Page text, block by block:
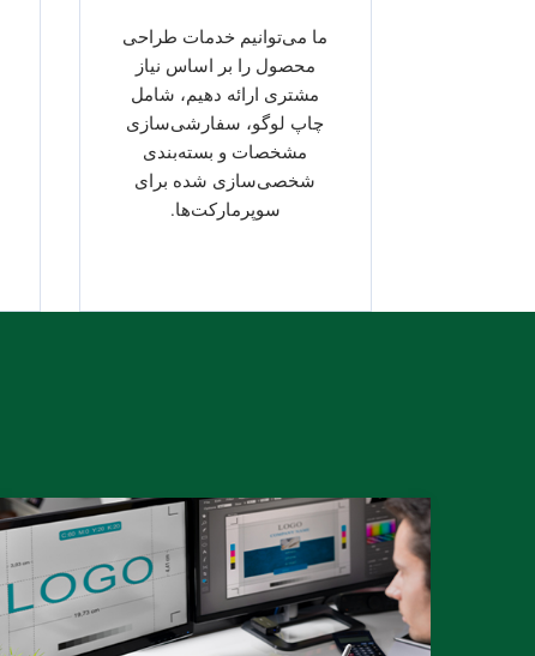
ما می‌توانیم خدمات طراحی
محصول را بر اساس نیاز
مشتری ارائه دهیم، شامل
چاپ لوگو، سفارشی‌سازی
مشخصات و بسته‌بندی
شخصی‌سازی شده برای
سوپرمارکت‌ها.